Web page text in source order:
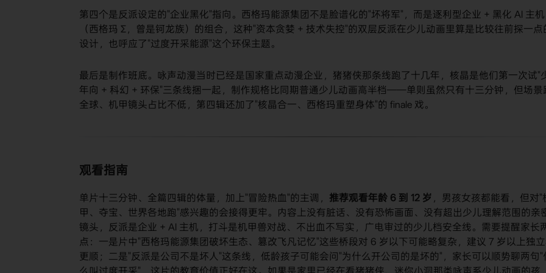
第四个是反派设定的"企业黑化"指向。西格玛能源集团不是脸谱化的"坏将军"，而是逐利型企业 + 黑化 AI 主机
（西格玛 Σ，曾是钶龙族）的组合，这种"资本贪婪 + 技术失控"的双层反派在少儿动画里算是比较往前探一点
设计，也呼应了"过度开采能源"这个环保主题。
最后是制作班底。咏声动漫当时已经是国家重点动漫企业，猪猪侠那条线跑了十几年，核晶是他们第一次试"
年向 + 科幻 + 环保"三条线捆一起，制作规格比同期普通少儿动画高半档——单则虽然只有十三分钟，但场景
全球、机甲镜头占比不低，第四辑还加了"核晶合一、西格玛重塑身体"的 finale 戏。
观看指南
单片十三分钟、全篇四辑的体量，加上"冒险热血"的主调， 推荐观看年龄 6 到 12 岁
，男孩女孩都能看，但对"
甲、夺宝、世界各地跑"感兴趣的会接得更牢。内容上没有脏话、没有恐怖画面、没有超出少儿理解范围的亲
镜头，反派是企业 + AI 主机，打斗是机甲兽对战、不出血不写实，广电审过的少儿档安全线。需要提醒家长
点：一是片中"西格玛能源集团破坏生态、篡改飞凡记忆"这些桥段对 6 岁以下可能略复杂，建议 7 岁以上独
更顺；二是"反派是公司不是坏人"这条线，低龄孩子可能会问"为什么开公司的是坏的"，家长可以顺势聊两句"
么叫过度开采"，这片的教育价值正好在这。如果是家里已经在看猪猪侠、迷你小洞那类咏声系少儿动画的孩